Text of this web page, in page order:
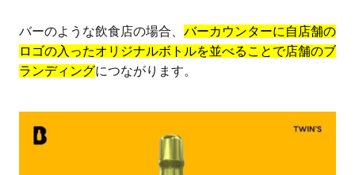
バーのような飲食店の場合、 バーカウンターに自店舗の
ロゴの入ったオリジナルボトルを並べることで店舗のブ
ランディングにつながります。